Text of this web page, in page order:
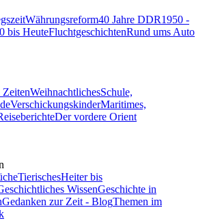
Währungsreform40 Jahre DDR1950 -
bis HeuteFluchtgeschichtenRund ums Auto
WeihnachtlichesSchule,
VerschickungskinderMaritimes,
Der vordere Orient
TierischesHeiter bis
WissenGeschichte in
Gedanken zur Zeit - BlogThemen im